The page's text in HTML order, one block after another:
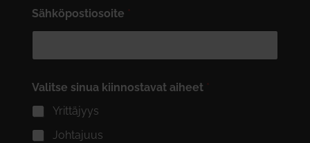
Sähköpostiosoite *
Valitse sinua kiinnostavat aiheet *
Yrittäjyys
Johtajuus